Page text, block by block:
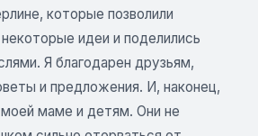
которые позволили
идеи и поделились
Я благодарен друзьям,
и предложения. И, наконец,
маме и детям. Они не